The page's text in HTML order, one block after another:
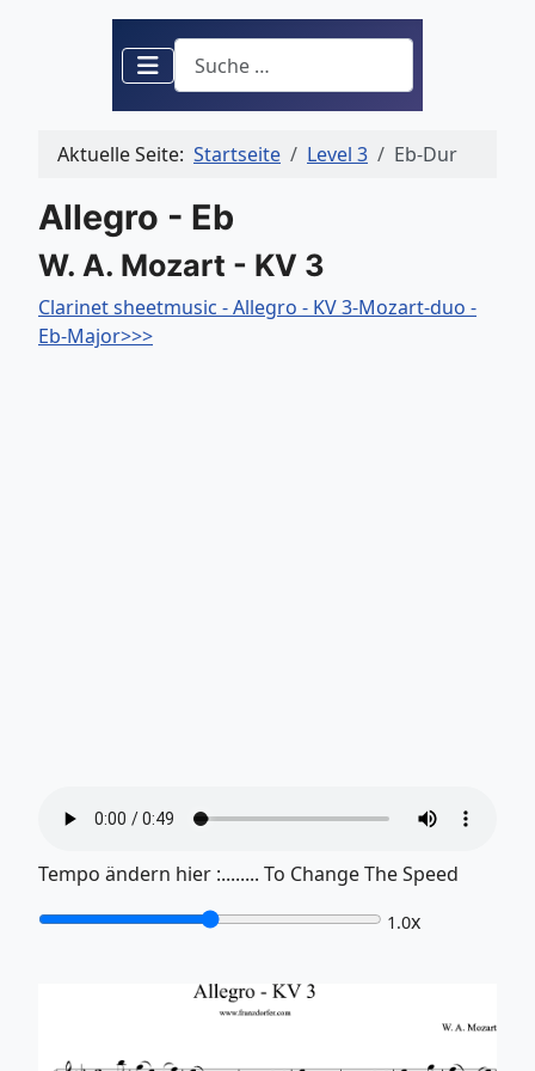
Suchen
Aktuelle Seite: Startseite Level 3 Eb-Dur
Allegro - Eb
W. A. Mozart - KV 3
Clarinet sheetmusic - Allegro - KV 3-Mozart-duo -
Eb-Major>>>
Tempo ändern hier :........ To Change The Speed
1.0x